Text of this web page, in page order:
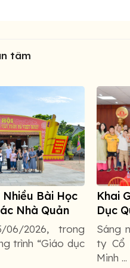
tâm
Học ” Giáo
Hoa” Hè
Năng Lực
“Nhà Quản
2026, tại Công
Mứt Kẹo Bảo
Bảo
Hiệu
Một
Triển
Vào
tâm
niệm ...